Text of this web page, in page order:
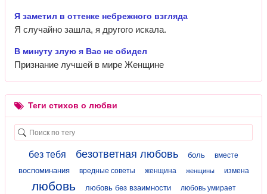
Я заметил в оттенке небрежного взгляда
Я случайно зашла, я другого искала.
В минуту злую я Вас не обидел
Признание лучшей в мире Женщине
Теги стихов о любви
без тебя безответная любовь боль вместе
воспоминания вредные советы женщина женщины измена
любовь любовь без взаимности любовь умирает